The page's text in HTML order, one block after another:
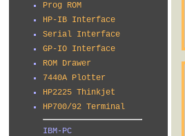
Prog ROM
HP-IB Interface
Serial Interface
GP-IO Interface
ROM Drawer
7440A Plotter
HP2225 Thinkjet
HP700/92 Terminal
IBM-PC